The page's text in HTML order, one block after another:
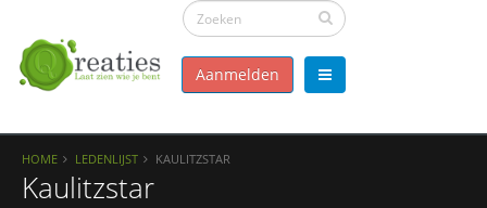
Aanmelden
HOME LEDENLIJST KAULITZSTAR
Kaulitzstar